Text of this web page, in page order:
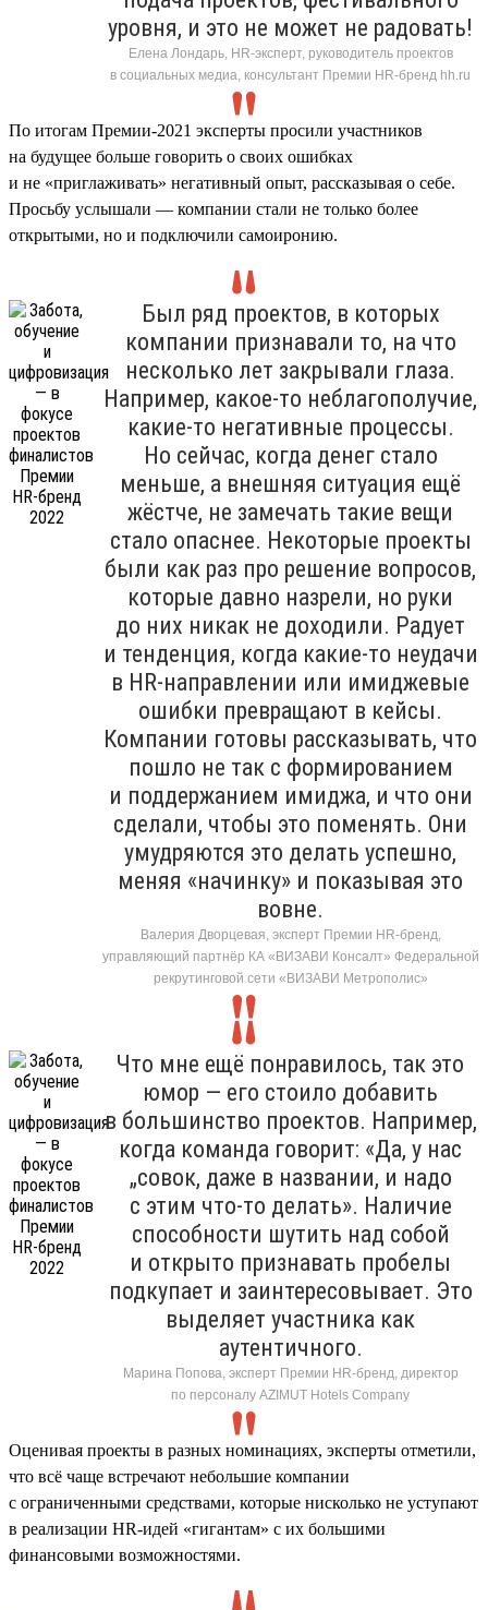
уровня, и это не может не радовать!
Елена Лондарь, HR-эксперт, руководитель проектов
в социальных медиа, консультант Премии HR-бренд hh.ru
По итогам Премии-2021 эксперты просили участников
на будущее больше говорить о своих ошибках
и не «приглаживать» негативный опыт, рассказывая о себе.
Просьбу услышали — компании стали не только более
открытыми, но и подключили самоиронию.
Был ряд проектов, в которых
компании признавали то, на что
несколько лет закрывали глаза.
Например, какое-то неблагополучие,
какие-то негативные процессы.
Но сейчас, когда денег стало
меньше, а внешняя ситуация ещё
жёстче, не замечать такие вещи
стало опаснее. Некоторые проекты
были как раз про решение вопросов,
которые давно назрели, но руки
до них никак не доходили. Радует
и тенденция, когда какие-то неудачи
в HR-направлении или имиджевые
ошибки превращают в кейсы.
Компании готовы рассказывать, что
пошло не так с формированием
и поддержанием имиджа, и что они
сделали, чтобы это поменять. Они
умудряются это делать успешно,
меняя «начинку» и показывая это
вовне.
Валерия Дворцевая, эксперт Премии HR-бренд,
управляющий партнёр КА «ВИЗАВИ Консалт» Федеральной
рекрутинговой сети «ВИЗАВИ Метрополис»
Что мне ещё понравилось, так это
юмор — его стоило добавить
в большинство проектов. Например,
когда команда говорит: «Да, у нас
„совок, даже в названии, и надо
с этим что-то делать». Наличие
способности шутить над собой
и открыто признавать пробелы
подкупает и заинтересовывает. Это
выделяет участника как
аутентичного.
Марина Попова, эксперт Премии HR-бренд, директор
по персоналу AZIMUT Hotels Company
Оценивая проекты в разных номинациях, эксперты отметили,
что всё чаще встречают небольшие компании
с ограниченными средствами, которые нисколько не уступают
в реализации HR-идей «гигантам» с их большими
финансовыми возможностями.